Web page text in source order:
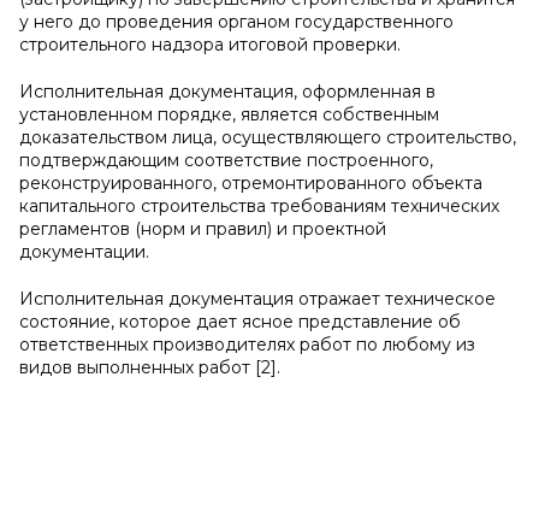
у него до проведения органом государственного
строительного надзора итоговой проверки.
Исполнительная документация, оформленная в
установленном порядке, является собственным
доказательством лица, осуществляющего строительство,
подтверждающим соответствие построенного,
реконструированного, отремонтированного объекта
капитального строительства требованиям технических
регламентов (норм и правил) и проектной
документации.
Исполнительная документация отражает техническое
состояние, которое дает ясное представление об
ответственных производителях работ по любому из
видов выполненных работ [2].